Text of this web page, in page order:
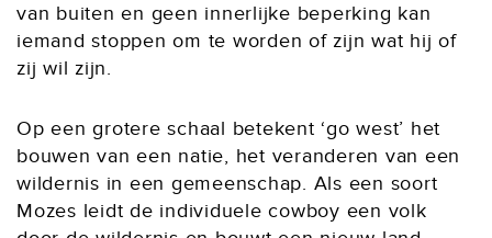
van buiten en geen innerlijke beperking kan
iemand stoppen om te worden of zijn wat hij of
zij wil zijn.
Op een grotere schaal betekent ‘go west’ het
bouwen van een natie, het veranderen van een
wildernis in een gemeenschap. Als een soort
Mozes leidt de individuele cowboy een volk